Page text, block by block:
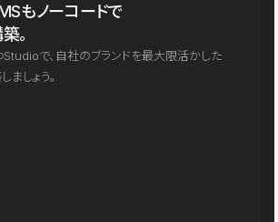
もノーコードで
。
で、自社のブランドを最大限活かした
しょう。